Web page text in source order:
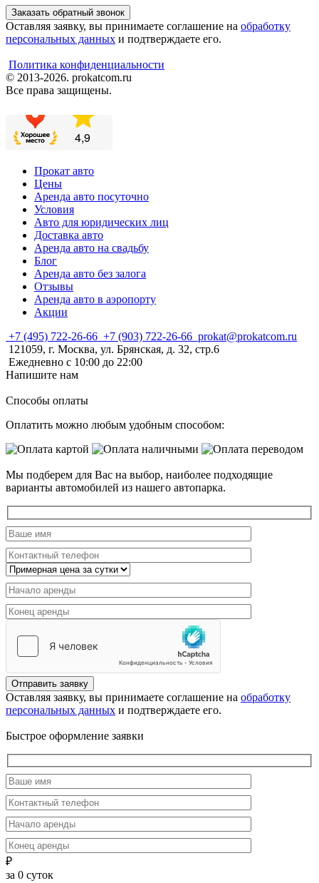
Заказать обратный звонок
Оставляя заявку, вы принимаете соглашение на обработку
персональных данных и подтверждаете его.
Политика конфиденциальности
© 2013-2026. prokatcom.ru
Все права защищены.
Прокат авто
Цены
Аренда авто посуточно
Условия
Авто для юридических лиц
Доставка авто
Аренда авто на свадьбу
Блог
Аренда авто без залога
Отзывы
Аренда авто в аэропорту
Акции
+7 (495) 722-26-66 +7 (903) 722-26-66 prokat@prokatcom.ru
121059, г. Москва, ул. Брянская, д. 32, стр.6
Ежедневно с 10:00 до 22:00
Напишите нам
Способы оплаты
Оплатить можно любым удобным способом:
Мы подберем для Вас на выбор, наиболее подходящие
варианты автомобилей из нашего автопарка.
Отправить заявку
Оставляя заявку, вы принимаете соглашение на обработку
персональных данных и подтверждаете его.
Быстрое оформление заявки
₽
за 0 суток